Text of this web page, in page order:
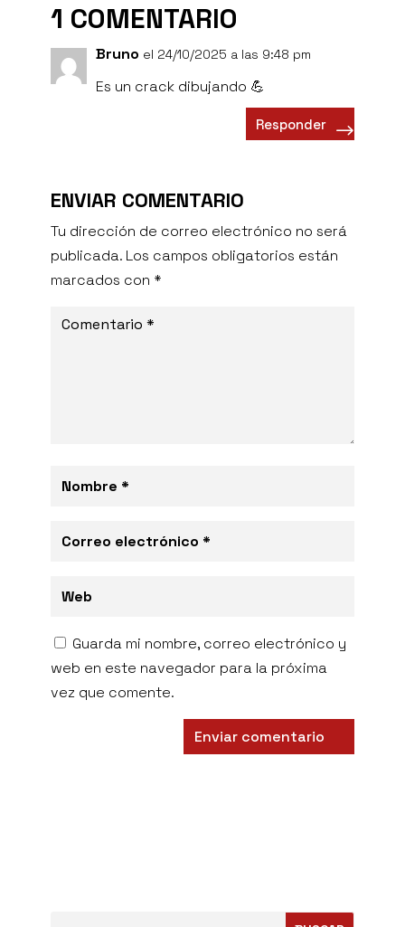
1 COMENTARIO
Bruno el 24/10/2025 a las 9:48 pm
Es un crack dibujando 💪
Responder
ENVIAR COMENTARIO
Tu dirección de correo electrónico no será
publicada. Los campos obligatorios están
marcados con *
Guarda mi nombre, correo electrónico y
web en este navegador para la próxima
vez que comente.